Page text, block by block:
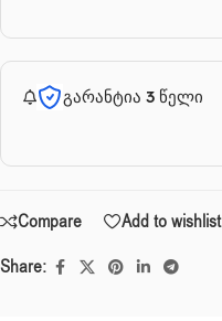
გარანტია 3 წელი
Compare
Add to wishlist
Share: